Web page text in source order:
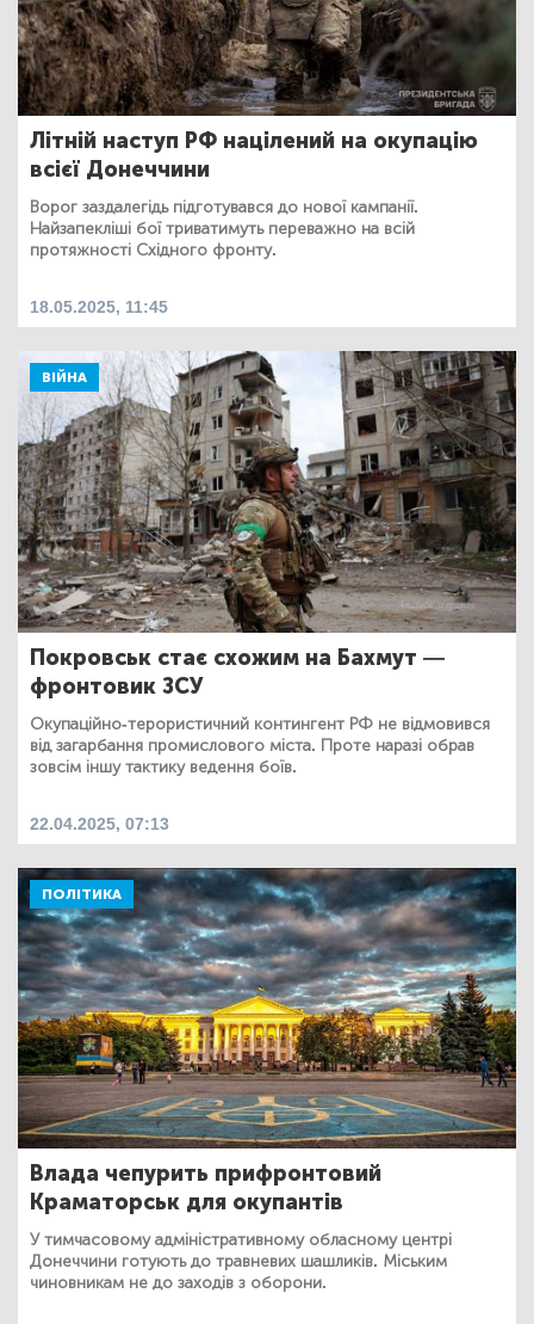
Літній наступ РФ націлений на окупацію
всієї Донеччини
Ворог заздалегідь підготувався до нової кампанії.
Найзапекліші бої триватимуть переважно на всій
протяжності Східного фронту.
18.05.2025, 11:45
ВІЙНА
Покровськ стає схожим на Бахмут —
фронтовик ЗСУ
Окупаційно-терористичний контингент РФ не відмовився
від загарбання промислового міста. Проте наразі обрав
зовсім іншу тактику ведення боїв.
22.04.2025, 07:13
ПОЛІТИКА
Влада чепурить прифронтовий
Краматорськ для окупантів
У тимчасовому адміністративному обласному центрі
Донеччини готують до травневих шашликів. Міським
чиновникам не до заходів з оборони.